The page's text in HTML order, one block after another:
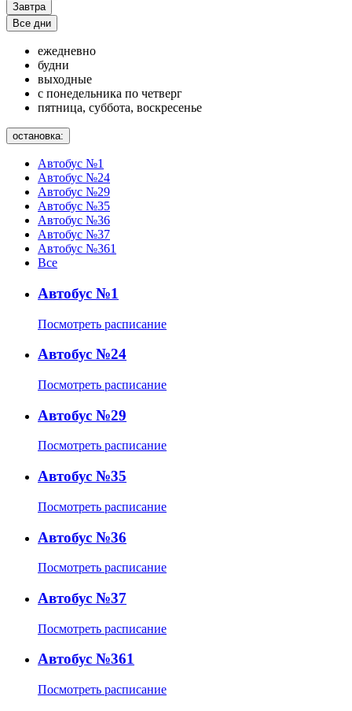
Завтра
Все дни
ежедневно
будни
выходные
с понедельника по четверг
пятница, суббота, воскресенье
остановка:
Автобус №1
Автобус №24
Автобус №29
Автобус №35
Автобус №36
Автобус №37
Автобус №361
Все
Автобус №1
Посмотреть расписание
Автобус №24
Посмотреть расписание
Автобус №29
Посмотреть расписание
Автобус №35
Посмотреть расписание
Автобус №36
Посмотреть расписание
Автобус №37
Посмотреть расписание
Автобус №361
Посмотреть расписание